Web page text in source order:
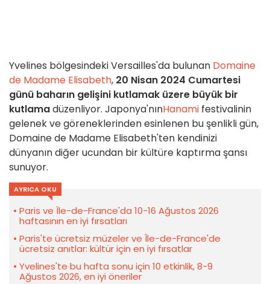
Yvelines bölgesindeki Versailles'da bulunan Domaine
de Madame Elisabeth, 20 Nisan 2024 Cumartesi
günü baharın gelişini kutlamak üzere büyük bir
kutlamadüzenliyor. Japonya'nınHanami festivalinin
gelenek ve göreneklerinden esinlenen bu şenlikli gün,
Domaine de Madame Elisabeth'ten kendinizi
dünyanın diğer ucundan bir kültüre kaptırma şansı
sunuyor.
AYRICA OKU
Paris ve Île-de-France'da 10-16 Ağustos 2026
haftasının en iyi fırsatları
Paris'te ücretsiz müzeler ve Île-de-France'de
ücretsiz anıtlar: kültür için en iyi fırsatlar
Yvelines'te bu hafta sonu için 10 etkinlik, 8-9
Ağustos 2026, en iyi öneriler